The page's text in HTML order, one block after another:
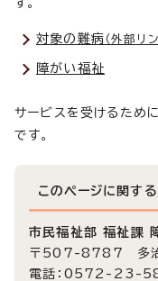
対象の難病 （外部リン
障がい福祉
サービスを受けるため
です。
このページに関する
市民福祉部 福祉課
〒507-8787 多治
電話：0572-23-